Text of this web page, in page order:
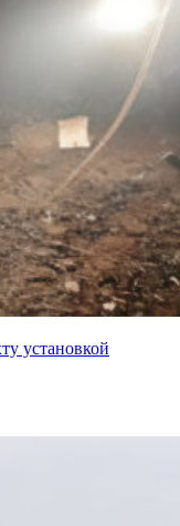
установкой